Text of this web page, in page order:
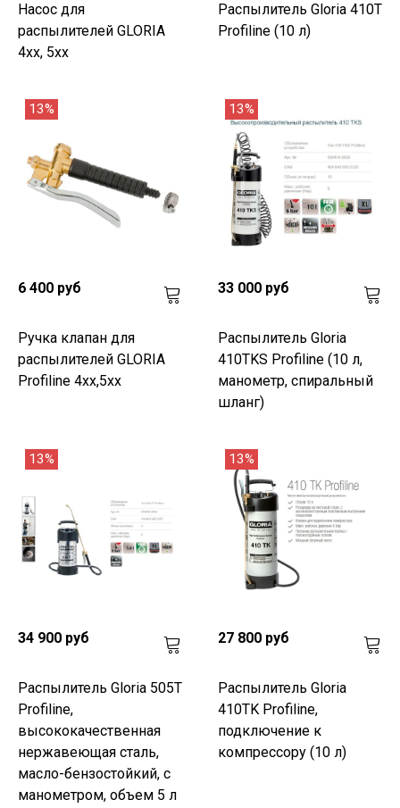
Насос для
распылителей GLORIA
4xx, 5xx
Распылитель Gloria 410T
Profiline (10 л)
13%
6 400 руб
Ручка клапан для
распылителей GLORIA
Profiline 4xx,5xx
13%
33 000 руб
Распылитель Gloria
410TKS Profiline (10 л,
манометр, спиральный
шланг)
13%
34 900 руб
Распылитель Gloria 505T
Profiline,
высококачественная
нержавеющая сталь,
масло-бензостойкий, с
манометром, объем 5 л
13%
27 800 руб
Распылитель Gloria
410TK Profiline,
подключение к
компрессору (10 л)